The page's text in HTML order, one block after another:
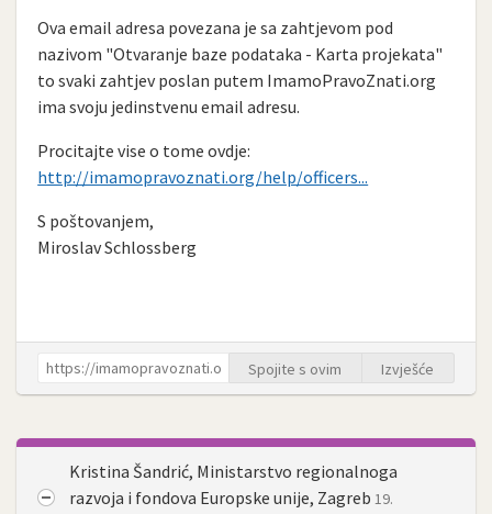
Ova email adresa povezana je sa zahtjevom pod
nazivom "Otvaranje baze podataka - Karta projekata"
to svaki zahtjev poslan putem ImamoPravoZnati.org
ima svoju jedinstvenu email adresu.
Procitajte vise o tome ovdje:
http://imamopravoznati.org/help/officers...
S poštovanjem,
Miroslav Schlossberg
Spojite s ovim Izvješće
Kristina Šandrić, Ministarstvo regionalnoga
razvoja i fondova Europske unije, Zagreb 19.